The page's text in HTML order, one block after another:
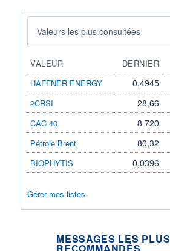
Valeurs les plus consultées
VALEUR DERNIER
HAFFNER ENERGY
0,4945
2CRSI 28,66
CAC 40 8 720
Pétrole Brent 80,32
BIOPHYTIS 0,0396
Gérer mes listes
MESSAGES LES PLUS